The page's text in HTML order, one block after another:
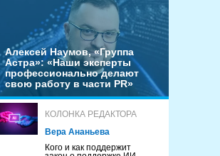
Алексей Наумов, «Группа
Астра»: «Наши эксперты
профессионально делают
свою работу в части PR»
КОЛОНКА РЕДАКТОРА
Вера Ананьева
Кого и как поддержит